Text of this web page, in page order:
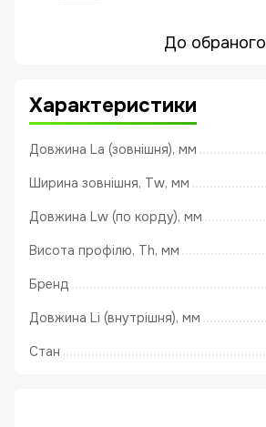
До обраного
Характеристики
Довжина La (зовнішня), мм
Ширина зовнішня, Tw, мм
Довжина Lw (по корду), мм
Висота профілю, Th, мм
Бренд
Довжина Li (внутрішня), мм
Стан